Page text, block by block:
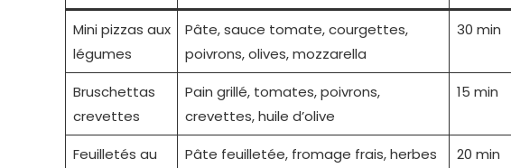
Mini pizzas aux
légumes
Pâte, sauce tomate, courgettes,
poivrons, olives, mozzarella
30 min
Bruschettas
crevettes
Pain grillé, tomates, poivrons,
crevettes, huile d’olive
15 min
Feuilletés au
Pâte feuilletée, fromage frais, herbes
20 min